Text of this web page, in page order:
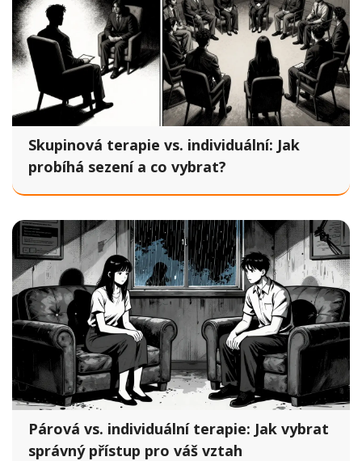
Skupinová terapie vs. individuální: Jak
probíhá sezení a co vybrat?
Párová vs. individuální terapie: Jak vybrat
správný přístup pro váš vztah